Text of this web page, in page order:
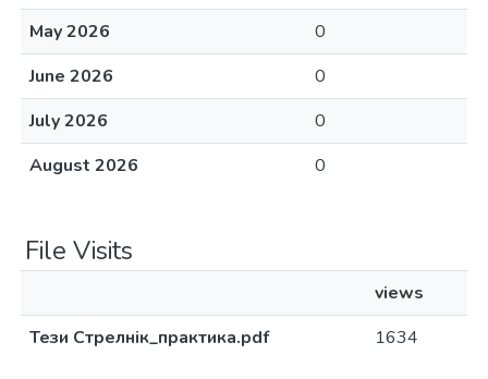
May 2026
0
June 2026
0
July 2026
0
August 2026
0
File Visits
views
Тези Стрелнік_практика.pdf
1634